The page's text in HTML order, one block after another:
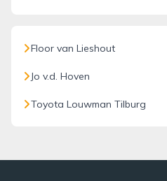
Floor van Lieshout
Jo v.d. Hoven
Toyota Louwman Tilburg